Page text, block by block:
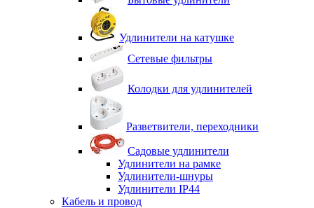
Удлинители на катушке
Сетевые фильтры
Колодки для удлинителей
Разветвители, переходники
Садовые удлинители
Удлинители на рамке
Удлинители-шнуры
Удлинители IP44
Кабель и провод